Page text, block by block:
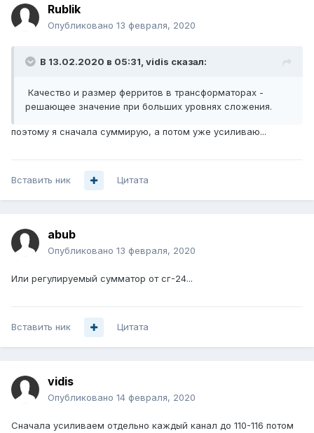
Rublik
Опубликовано 13 февраля, 2020
В 13.02.2020 в 05:31, vidis сказал:
Качество и размер ферритов в трансформаторах -
решающее значение при больших уровнях сложения.
поэтому я сначала суммирую, а потом уже усиливаю...
Вставить ник Цитата
abub
Опубликовано 13 февраля, 2020
Или регулируемый сумматор от сг-24...
Вставить ник Цитата
vidis
Опубликовано 14 февраля, 2020
Сначала усиливаем отдельно каждый канал до 110-116 потом